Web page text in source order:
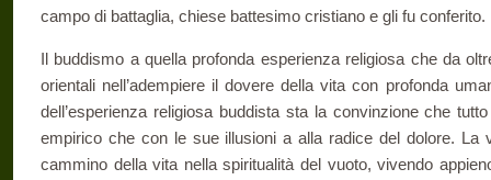
campo di battaglia, chiese battesimo cristiano e gli fu conferito.
Il buddismo a quella profonda esperienza religiosa che da
orientali nell’adempiere il dovere della vita con profonda
del­l’esperienza religiosa buddista sta la convinzione che
empirico che con le sue illusioni a alla ra­dice del dolore. La
cammino del­la vita nella spiritualità del vuoto, vivendo